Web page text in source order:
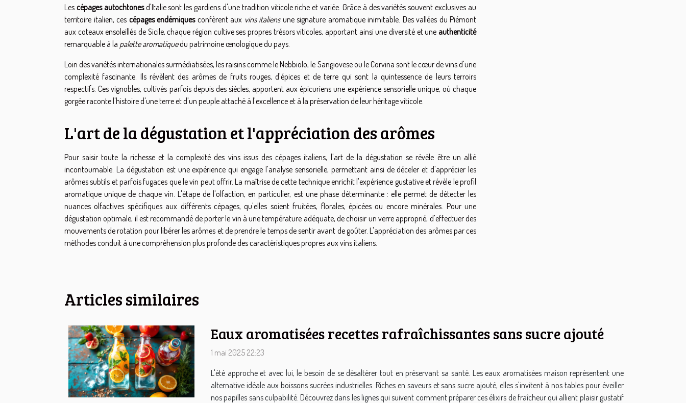
Les cépages autochtonesd'Italie sont les gardiens d'une tradition viticole riche et variée. Grâce à des variétés souvent exclusives au
territoire italien, ces cépages endémiquesconfèrent aux vins italiensune signature aromatique inimitable. Des vallées du Piémont
aux coteaux ensoleillés de Sicile, chaque région cultive ses propres trésors viticoles, apportant ainsi une diversité et une authenticité
remarquable à la palette aromatiquedu patrimoine œnologique du pays.
Loin des variétés internationales surmédiatisées, les raisins comme le Nebbiolo, le Sangiovese ou le Corvina sont le cœur de vins d'une
complexité fascinante. Ils révèlent des arômes de fruits rouges, d'épices et de terre qui sont la quintessence de leurs terroirs
respectifs. Ces vignobles, cultivés parfois depuis des siècles, apportent aux épicuriens une expérience sensorielle unique, où chaque
gorgée raconte l'histoire d'une terre et d'un peuple attaché à l'excellence et à la préservation de leur héritage viticole.
L'art de la dégustation et l'appréciation des arômes
Pour saisir toute la richesse et la complexité des vins issus des cépages italiens, l'art de la dégustation se révèle être un allié
incontournable. La dégustation est une expérience qui engage l'analyse sensorielle, permettant ainsi de déceler et d'apprécier les
arômes subtils et parfois fugaces que le vin peut offrir. La maîtrise de cette technique enrichit l'expérience gustative et révèle le profil
aromatique unique de chaque vin. L'étape de l'olfaction, en particulier, est une phase déterminante : elle permet de détecter les
nuances olfactives spécifiques aux différents cépages, qu'elles soient fruitées, florales, épicées ou encore minérales. Pour une
dégustation optimale, il est recommandé de porter le vin à une température adéquate, de choisir un verre approprié, d'effectuer des
mouvements de rotation pour libérer les arômes et de prendre le temps de sentir avant de goûter. L'appréciation des arômes par ces
méthodes conduit à une compréhension plus profonde des caractéristiques propres aux vins italiens.
Articles similaires
Eaux aromatisées recettes rafraîchissantes sans sucre ajouté
1 mai 2025 22:23
L'été approche et avec lui, le besoin de se désaltérer tout en préservant sa santé. Les eaux aromatisées maison représentent une
alternative idéale aux boissons sucrées industrielles. Riches en saveurs et sans sucre ajouté, elles s'invitent à nos tables pour éveiller
nos papilles sans culpabilité. Découvrez dans les lignes qui suivent comment préparer ces élixirs de fraîcheur qui allient plaisir gustatif